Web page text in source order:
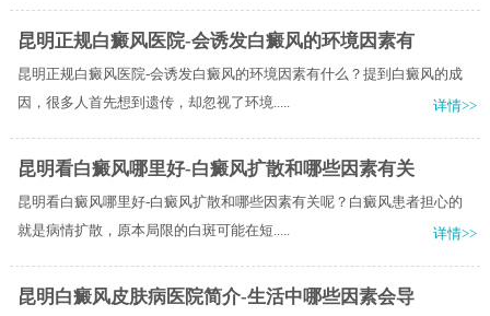
昆明正规白癜风医院-会诱发白癜风的环境因素有
昆明正规白癜风医院-会诱发白癜风的环境因素有什么？提到白癜风的成
因，很多人首先想到遗传，却忽视了环境.....
详情>>
昆明看白癜风哪里好-白癜风扩散和哪些因素有关
昆明看白癜风哪里好-白癜风扩散和哪些因素有关呢？白癜风患者担心的
就是病情扩散，原本局限的白斑可能在短.....
详情>>
昆明白癜风皮肤病医院简介-生活中哪些因素会导